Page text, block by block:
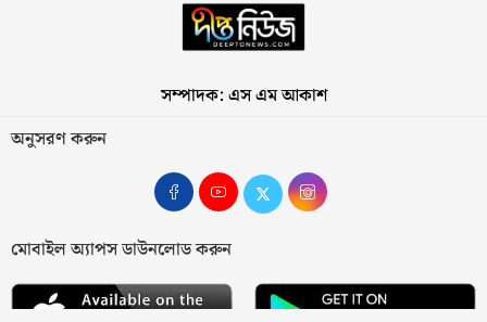
সম্পাদক: এস এম আকাশ
অনুসরণ করুন
মোবাইল অ্যাপস ডাউনলোড করুন